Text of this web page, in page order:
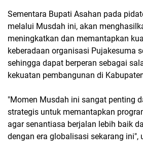
Sementara Bupati Asahan pada
melalui Musdah ini, akan
meningkatkan dan memantapkan
keberadaan organisasi Pujakesuma
sehingga dapat berperan sebagai
kekuatan pembangunan di
"Momen Musdah ini sangat penting
strategis untuk memantapkan
agar senantiasa berjalan lebih baik
dengan era globalisasi sekarang ini",